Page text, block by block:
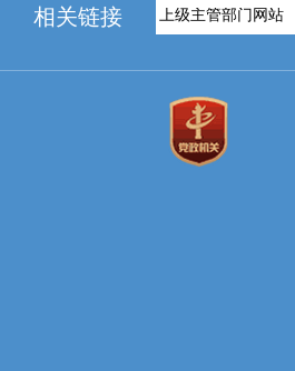
相关链接